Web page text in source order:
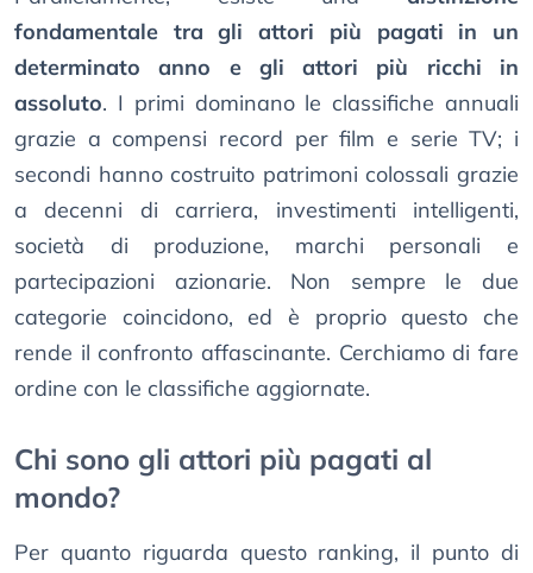
fondamentale tra gli attori più pagati in un
determinato anno e gli attori più ricchi in
assoluto. I primi dominano le classifiche annuali
grazie a compensi record per film e serie TV; i
secondi hanno costruito patrimoni colossali grazie
a decenni di carriera, investimenti intelligenti,
società di produzione, marchi personali e
partecipazioni azionarie. Non sempre le due
categorie coincidono, ed è proprio questo che
rende il confronto affascinante. Cerchiamo di fare
ordine con le classifiche aggiornate.
Chi sono gli attori più pagati al
mondo?
Per quanto riguarda questo ranking, il punto di